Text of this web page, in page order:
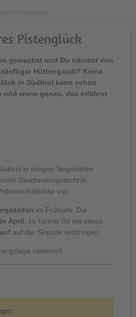
Pistenglück
gewachst und Du träumst von
Hüttengaudi? Keine
in Südtirol kann schon
und wann genau, das erfährst
in einigen Skigebieten
Beschneiungstechnik,
vor.
im Frühjahr. Die
April , so kannst Du mit etwas
auf der Skipiste verbringen.
variieren!